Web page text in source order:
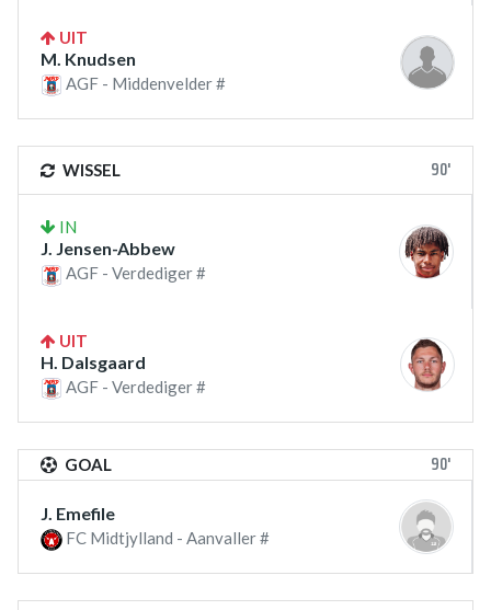
UIT
M. Knudsen
AGF - Middenvelder #
WISSEL 90'
IN
J. Jensen-Abbew
AGF - Verdediger #
UIT
H. Dalsgaard
AGF - Verdediger #
GOAL 90'
J. Emefile
FC Midtjylland - Aanvaller #